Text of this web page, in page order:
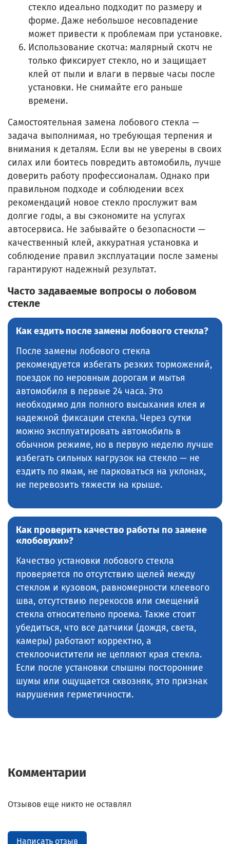
стекло идеально подходит по размеру и
форме. Даже небольшое несовпадение
может привести к проблемам при установке.
Использование скотча: малярный скотч не
только фиксирует стекло, но и защищает
клей от пыли и влаги в первые часы после
установки. Не снимайте его раньше
времени.
Самостоятельная замена лобового стекла —
задача выполнимая, но требующая терпения и
внимания к деталям. Если вы не уверены в своих
силах или боитесь повредить автомобиль, лучше
доверить работу профессионалам. Однако при
правильном подходе и соблюдении всех
рекомендаций новое стекло прослужит вам
долгие годы, а вы сэкономите на услугах
автосервиса. Не забывайте о безопасности —
качественный клей, аккуратная установка и
соблюдение правил эксплуатации после замены
гарантируют надежный результат.
Часто задаваемые вопросы о лобовом
стекле
Как ездить после замены лобового стекла?
После замены лобового стекла
рекомендуется избегать резких торможений,
поездок по неровным дорогам и мытья
автомобиля в первые 24 часа. Это
необходимо для полного высыхания клея и
надежной фиксации стекла. Через сутки
можно эксплуатировать автомобиль в
обычном режиме, но в первую неделю лучше
избегать сильных нагрузок на стекло — не
ездить по ямам, не парковаться на уклонах,
не перевозить тяжести на крыше.
Как проверить качество работы по замене
«лобовухи»?
Качество установки лобового стекла
проверяется по отсутствию щелей между
стеклом и кузовом, равномерности клеевого
шва, отсутствию перекосов или смещений
стекла относительно проема. Также стоит
убедиться, что все датчики (дождя, света,
камеры) работают корректно, а
стеклоочистители не цепляют края стекла.
Если после установки слышны посторонние
шумы или ощущается сквозняк, это признак
нарушения герметичности.
Комментарии
Отзывов еще никто не оставлял
Написать отзыв